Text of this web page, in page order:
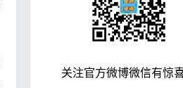
关注官方微博微信有惊